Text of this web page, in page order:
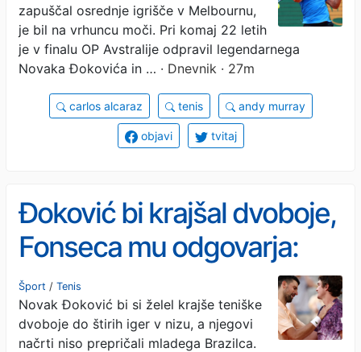
zapuščal osrednje igrišče v Melbournu,
je bil na vrhuncu moči. Pri komaj 22 letih
je v finalu OP Avstralije odpravil legendarnega
Novaka Đokovića in … · Dnevnik · 27m
carlos alcaraz tenis andy murray
objavi tvitaj
Đoković bi krajšal dvoboje,
Fonseca mu odgovarja:
Stara se
Šport / Tenis
Novak Đoković bi si želel krajše teniške
dvoboje do štirih iger v nizu, a njegovi
načrti niso prepričali mladega Brazilca.